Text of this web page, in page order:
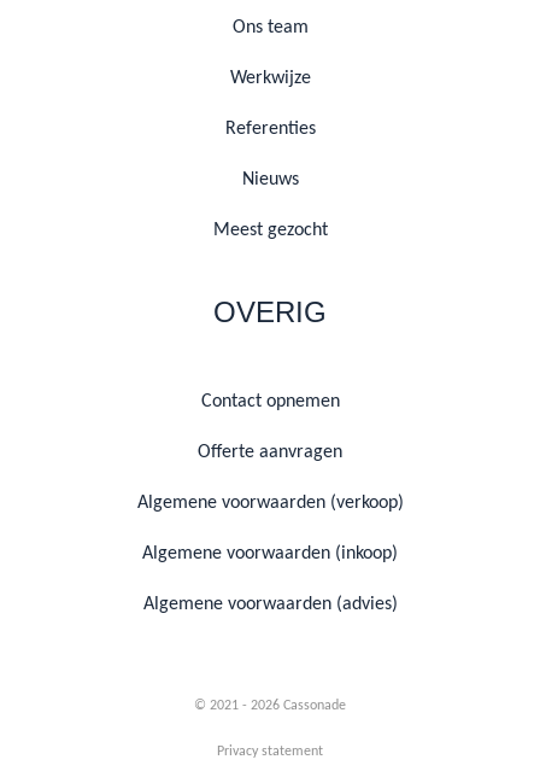
Ons team
Werkwijze
Referenties
Nieuws
Meest gezocht
OVERIG
Contact opnemen
Offerte aanvragen
Algemene voorwaarden (verkoop)
Algemene voorwaarden (inkoop)
Algemene voorwaarden (advies)
© 2021 - 2026 Cassonade
Privacy statement